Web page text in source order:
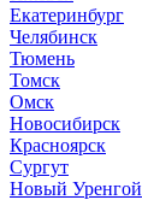
Екатеринбург
Челябинск
Тюмень
Томск
Омск
Новосибирск
Красноярск
Сургут
Новый Уренгой